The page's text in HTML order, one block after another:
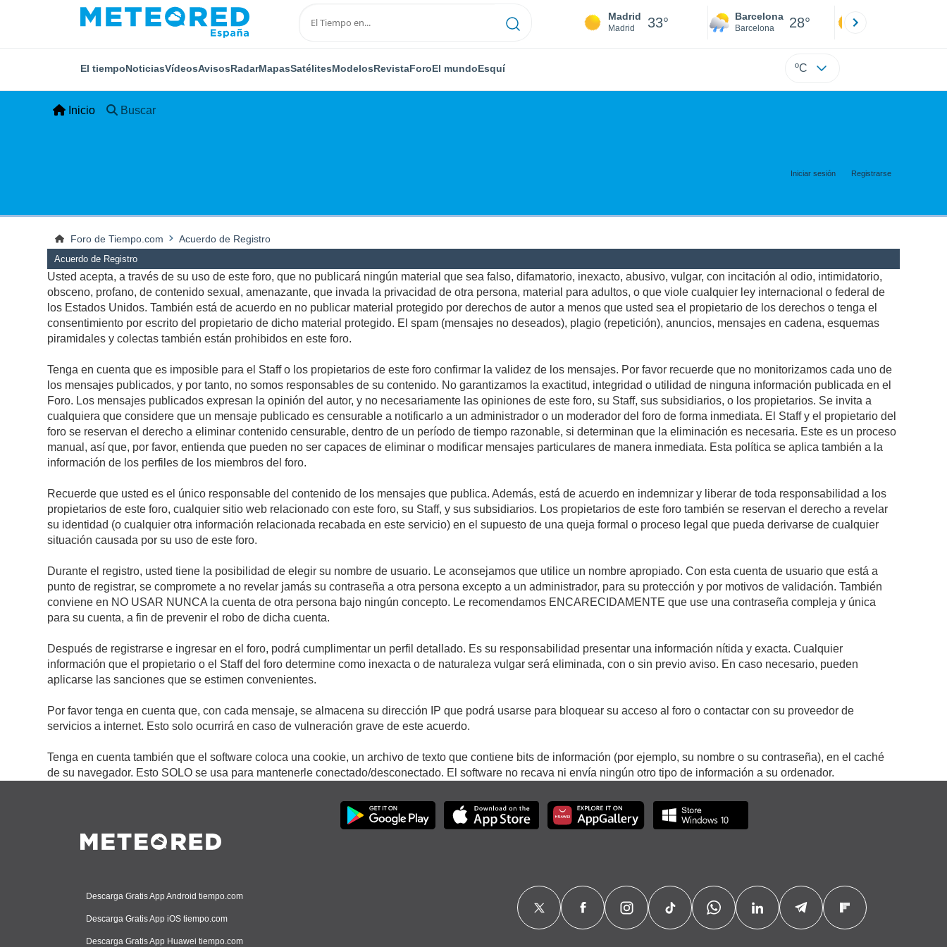
Madrid
Madrid 33° Barcelona
Barcelona 28°
El tiempoNoticiasVídeosAvisosRadarMapasSatélitesModelosRevistaForoEl mundoEsquí ºC
Inicio Buscar
Iniciar sesión Registrarse
Foro de Tiempo.com Acuerdo de Registro
Acuerdo de Registro
Usted acepta, a través de su uso de este foro, que no publicará ningún material que sea falso, difamatorio, inexacto, abusivo, vulgar, con incitación al odio, intimidatorio,
obsceno, profano, de contenido sexual, amenazante, que invada la privacidad de otra persona, material para adultos, o que viole cualquier ley internacional o federal de
los Estados Unidos. También está de acuerdo en no publicar material protegido por derechos de autor a menos que usted sea el propietario de los derechos o tenga el
consentimiento por escrito del propietario de dicho material protegido. El spam (mensajes no deseados), plagio (repetición), anuncios, mensajes en cadena, esquemas
piramidales y colectas también están prohibidos en este foro.
Tenga en cuenta que es imposible para el Staff o los propietarios de este foro confirmar la validez de los mensajes. Por favor recuerde que no monitorizamos cada uno de
los mensajes publicados, y por tanto, no somos responsables de su contenido. No garantizamos la exactitud, integridad o utilidad de ninguna información publicada en el
Foro. Los mensajes publicados expresan la opinión del autor, y no necesariamente las opiniones de este foro, su Staff, sus subsidiarios, o los propietarios. Se invita a
cualquiera que considere que un mensaje publicado es censurable a notificarlo a un administrador o un moderador del foro de forma inmediata. El Staff y el propietario del
foro se reservan el derecho a eliminar contenido censurable, dentro de un período de tiempo razonable, si determinan que la eliminación es necesaria. Este es un proceso
manual, así que, por favor, entienda que pueden no ser capaces de eliminar o modificar mensajes particulares de manera inmediata. Esta política se aplica también a la
información de los perfiles de los miembros del foro.
Recuerde que usted es el único responsable del contenido de los mensajes que publica. Además, está de acuerdo en indemnizar y liberar de toda responsabilidad a los
propietarios de este foro, cualquier sitio web relacionado con este foro, su Staff, y sus subsidiarios. Los propietarios de este foro también se reservan el derecho a revelar
su identidad (o cualquier otra información relacionada recabada en este servicio) en el supuesto de una queja formal o proceso legal que pueda derivarse de cualquier
situación causada por su uso de este foro.
Durante el registro, usted tiene la posibilidad de elegir su nombre de usuario. Le aconsejamos que utilice un nombre apropiado. Con esta cuenta de usuario que está a
punto de registrar, se compromete a no revelar jamás su contraseña a otra persona excepto a un administrador, para su protección y por motivos de validación. También
conviene en NO USAR NUNCA la cuenta de otra persona bajo ningún concepto. Le recomendamos ENCARECIDAMENTE que use una contraseña compleja y única
para su cuenta, a fin de prevenir el robo de dicha cuenta.
Después de registrarse e ingresar en el foro, podrá cumplimentar un perfil detallado. Es su responsabilidad presentar una información nítida y exacta. Cualquier
información que el propietario o el Staff del foro determine como inexacta o de naturaleza vulgar será eliminada, con o sin previo aviso. En caso necesario, pueden
aplicarse las sanciones que se estimen convenientes.
Por favor tenga en cuenta que, con cada mensaje, se almacena su dirección IP que podrá usarse para bloquear su acceso al foro o contactar con su proveedor de
servicios a internet. Esto solo ocurrirá en caso de vulneración grave de este acuerdo.
Tenga en cuenta también que el software coloca una cookie, un archivo de texto que contiene bits de información (por ejemplo, su nombre o su contraseña), en el caché
de su navegador. Esto SOLO se usa para mantenerle conectado/desconectado. El software no recava ni envía ningún otro tipo de información a su ordenador.
Descarga Gratis App Android tiempo.com
Descarga Gratis App iOS tiempo.com
Descarga Gratis App Huawei tiempo.com